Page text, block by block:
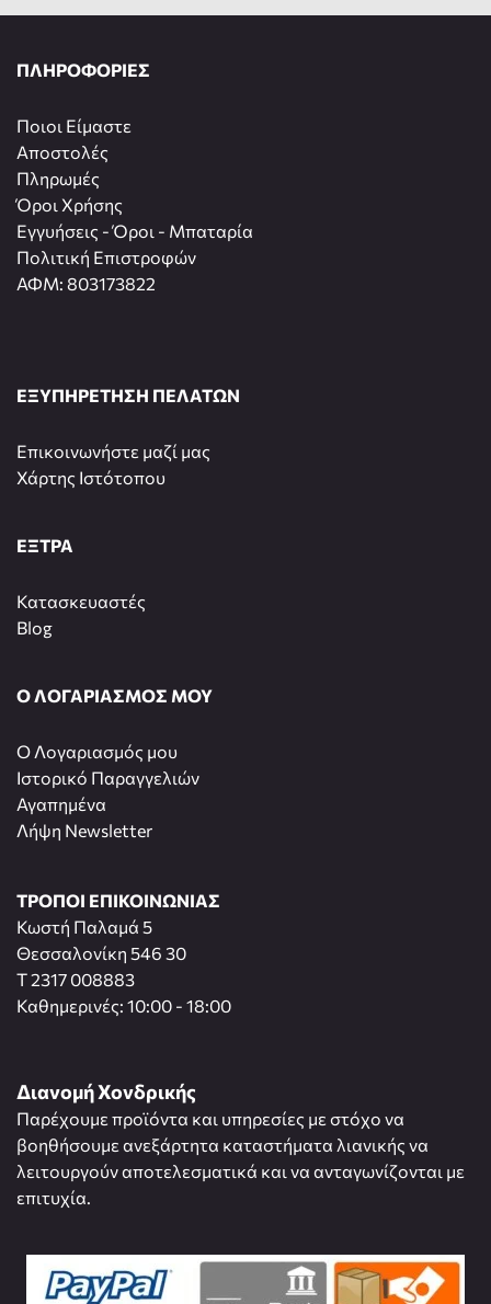
ΠΛΗΡΟΦΟΡΙΕΣ
Ποιοι Είμαστε
Αποστολές
Πληρωμές
Όροι Χρήσης
Εγγυήσεις - Όροι - Μπαταρία
Πολιτική Επιστροφών
ΑΦΜ: 803173822
ΕΞΥΠΗΡΕΤΗΣΗ ΠΕΛΑΤΩΝ
Επικοινωνήστε μαζί μας
Χάρτης Ιστότοπου
ΕΞΤΡΑ
Κατασκευαστές
Blog
Ο ΛΟΓΑΡΙΑΣΜΟΣ ΜΟΥ
O Λογαριασμός μου
Ιστορικό Παραγγελιών
Αγαπημένα
Λήψη Newsletter
ΤΡΟΠΟΙ ΕΠΙΚΟΙΝΩΝΙΑΣ
Κωστή Παλαμά 5
Θεσσαλονίκη 546 30
T 2317 008883
Καθημερινές: 10:00 - 18:00
Διανομή Χονδρικής
Παρέχουμε προϊόντα και υπηρεσίες με στόχο να
βοηθήσουμε ανεξάρτητα καταστήματα λιανικής να
λειτουργούν αποτελεσματικά και να ανταγωνίζονται με
επιτυχία.